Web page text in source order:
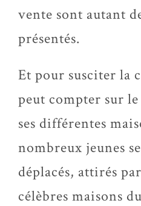
vente sont autant
présentés.
Et pour susciter la
peut compter sur
ses différentes
nombreux jeunes
déplacés, attirés
célèbres maisons